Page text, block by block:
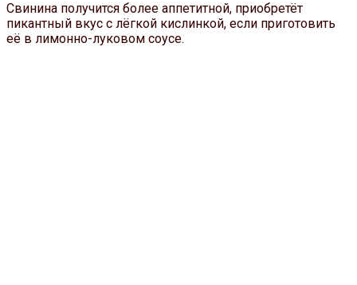
Свинина получится более аппетитной, приобретёт
пикантный вкус с лёгкой кислинкой, если приготовить
её в лимонно-луковом соусе.